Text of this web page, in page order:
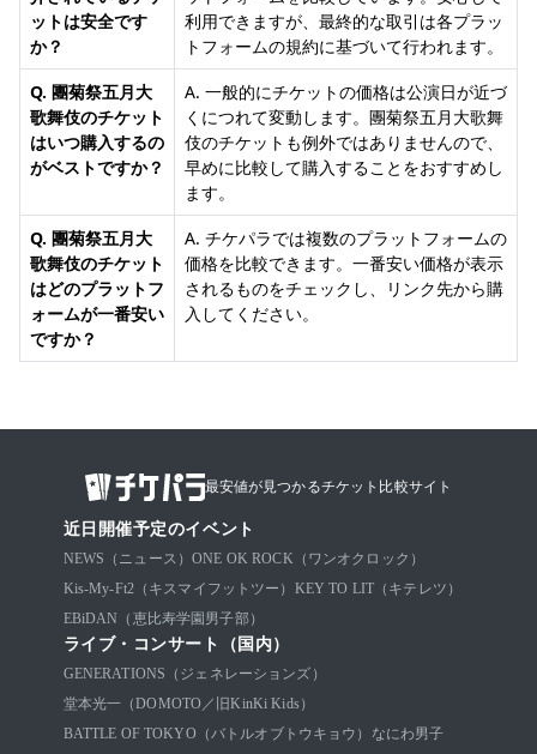
ットは安全です
か？
利用できますが、最終的な取引は各プラッ
トフォームの規約に基づいて行われます。
Q. 團菊祭五月大
歌舞伎のチケット
はいつ購入するの
がベストですか？
A. 一般的にチケットの価格は公演日が近づ
くにつれて変動します。團菊祭五月大歌舞
伎のチケットも例外ではありませんので、
早めに比較して購入することをおすすめし
ます。
Q. 團菊祭五月大
歌舞伎のチケット
はどのプラットフ
ォームが一番安い
ですか？
A. チケパラでは複数のプラットフォームの
価格を比較できます。一番安い価格が表示
されるものをチェックし、リンク先から購
入してください。
最安値が見つかるチケット比較サイト
近日開催予定のイベント
NEWS（ニュース） ONE OK ROCK（ワンオクロック）
Kis-My-Ft2（キスマイフットツー） KEY TO LIT（キテレツ）
EBiDAN（恵比寿学園男子部）
ライブ・コンサート（国内）
GENERATIONS（ジェネレーションズ）
堂本光一（DOMOTO／旧KinKi Kids）
BATTLE OF TOKYO（バトルオブトウキョウ）
なにわ男子